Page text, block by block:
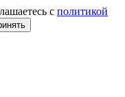
с политикой